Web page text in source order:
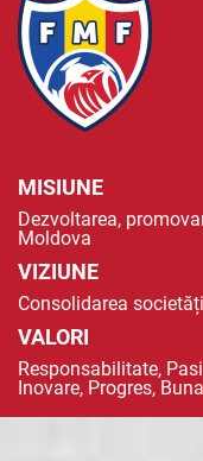
MISIUNE
Dezvoltarea,
Moldova
VIZIUNE
Consolidarea
VALORI
Responsabilitate,
Inovare, Progres,